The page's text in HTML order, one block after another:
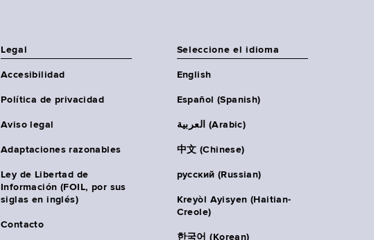
Legal
Accesibilidad
Política de privacidad
Aviso legal
Adaptaciones razonables
Ley de Libertad de
Información (FOIL, por sus
siglas en inglés)
Contacto
Seleccione el idioma
English
Español (Spanish)
العربية (Arabic)
中文 (Chinese)
русский (Russian)
Kreyòl Ayisyen (Haitian-
Creole)
한국어 (Korean)